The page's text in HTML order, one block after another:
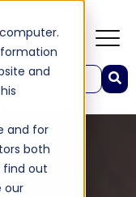
and
and for
both
find out
our
sugerowania wyników.
pole